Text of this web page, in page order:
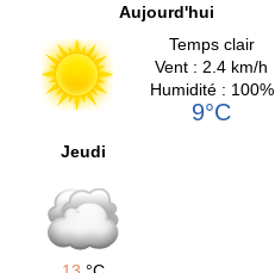
Aujourd'hui
Temps clair
Vent : 2.4 km/h
Humidité : 100%
9°C
Jeudi